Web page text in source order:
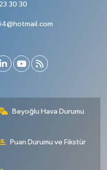
30 30
Beyoğlu Hava Durumu
Puan Durumu ve Fikstür